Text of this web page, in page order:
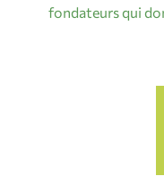
fondateurs qui